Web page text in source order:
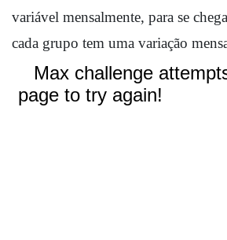
variável mensalmente, para se
cada grupo tem uma variação